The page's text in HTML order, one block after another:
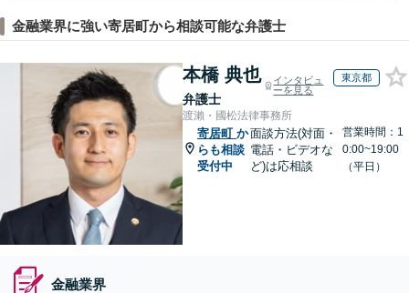
金融業界に強い寄居町から相談可能な弁護士
本橋 典也
弁護士
インタビュ
ーを見る
東京都
渡瀨・國松法律事務所
寄居町 か
らも相談
受付中
面談方法(対面・
電話・ビデオな
ど)は応相談
営業時間：1
0:00~19:00
（平日）
金融業界